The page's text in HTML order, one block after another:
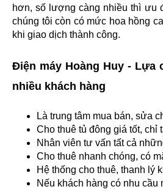
hơn, số lượng càng nhiều thì ưu
chúng tôi còn có mức hoa hồng
khi giao dịch thành công.
Điện máy Hoàng Huy - Lựa
nhiều khách hàng
Là trung tâm mua bán, sửa
Cho thuê tủ đông giá tốt,
Nhân viên tư vấn tất cả
Cho thuê nhanh chóng, có
Hệ thống cho thuê, thanh lý
Nếu khách hàng có nhu cầu